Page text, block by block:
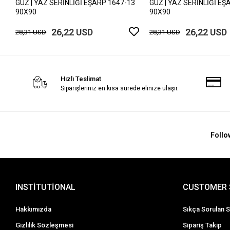
GÜZ | YAZ SERİNLİĞİ EŞARP 1647-13
90X90
28,31 USD 26,22 USD
GÜZ | YAZ SERİNLİĞİ
90X90
28,31 USD 26,22 USD
Hızlı Teslimat
Siparişleriniz en kısa sürede elinize ulaşır.
INSTİTUTİONAL
Hakkımızda
Gizlilik Sözleşmesi
CUSTOMER
Sıkça Sorulan
Sipariş Takip